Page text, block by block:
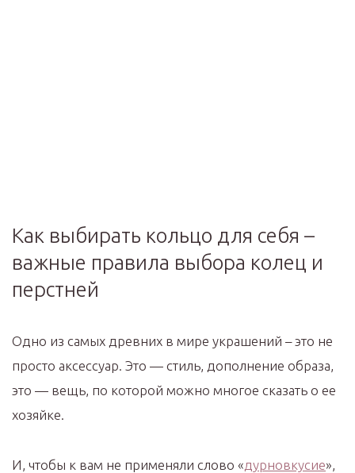
Как выбирать кольцо для себя –
важные правила выбора колец и
перстней
Одно из самых древних в мире украшений – это не
просто аксессуар. Это — стиль, дополнение образа,
это — вещь, по которой можно многое сказать о ее
хозяйке.
И, чтобы к вам не применяли слово «дурновкусие»,